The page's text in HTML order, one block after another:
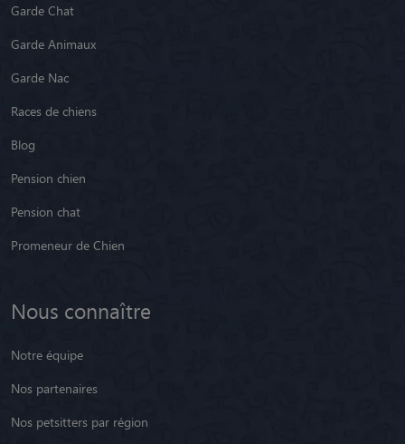
Garde Chat
Garde Animaux
Garde Nac
Races de chiens
Blog
Pension chien
Pension chat
Promeneur de Chien
Nous connaître
Notre équipe
Nos partenaires
Nos petsitters par région